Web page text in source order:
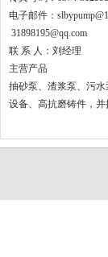
电子邮件：
31898195@qq.com
联 系 人：刘经理
主营产品
抽砂泵、渣浆泵、污
设备、高抗磨铸件，